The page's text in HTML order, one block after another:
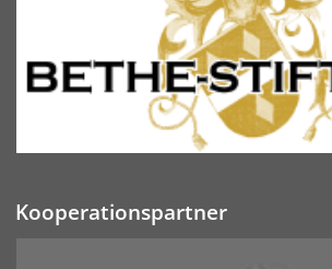
Kooperationspartner